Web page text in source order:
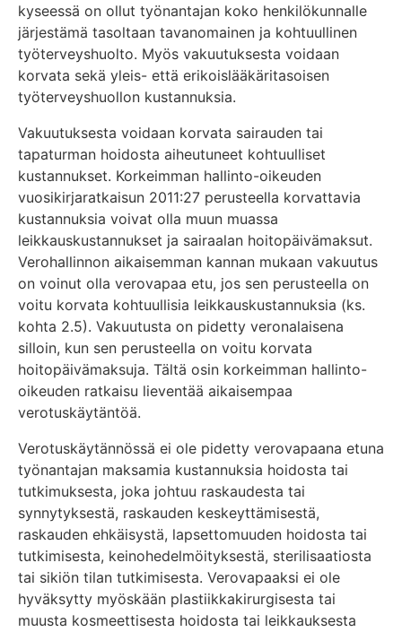
kyseessä on ollut työnantajan koko henkilökunnalle
järjestämä tasoltaan tavanomainen ja kohtuullinen
työterveyshuolto. Myös vakuutuksesta voidaan
korvata sekä yleis- että erikoislääkäritasoisen
työterveyshuollon kustannuksia.
Vakuutuksesta voidaan korvata sairauden tai
tapaturman hoidosta aiheutuneet kohtuulliset
kustannukset. Korkeimman hallinto-oikeuden
vuosikirjaratkaisun 2011:27 perusteella korvattavia
kustannuksia voivat olla muun muassa
leikkauskustannukset ja sairaalan hoitopäivämaksut.
Verohallinnon aikaisemman kannan mukaan vakuutus
on voinut olla verovapaa etu, jos sen perusteella on
voitu korvata kohtuullisia leikkauskustannuksia (ks.
kohta 2.5). Vakuutusta on pidetty veronalaisena
silloin, kun sen perusteella on voitu korvata
hoitopäivämaksuja. Tältä osin korkeimman hallinto-
oikeuden ratkaisu lieventää aikaisempaa
verotuskäytäntöä.
Verotuskäytännössä ei ole pidetty verovapaana etuna
työnantajan maksamia kustannuksia hoidosta tai
tutkimuksesta, joka johtuu raskaudesta tai
synnytyksestä, raskauden keskeyttämisestä,
raskauden ehkäisystä, lapsettomuuden hoidosta tai
tutkimisesta, keinohedelmöityksestä, sterilisaatiosta
tai sikiön tilan tutkimisesta. Verovapaaksi ei ole
hyväksytty myöskään plastiikkakirurgisesta tai
muusta kosmeettisesta hoidosta tai leikkauksesta